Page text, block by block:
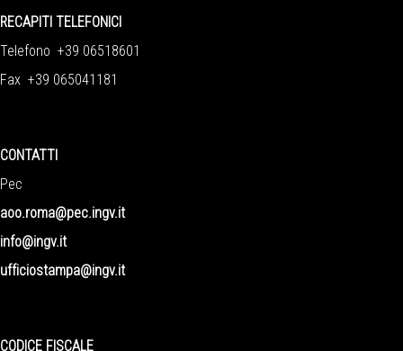
RECAPITI TELEFONICI
Telefono +39 06518601
Fax +39 065041181
CONTATTI
Pec
aoo.roma@pec.ingv.it
info@ingv.it
ufficiostampa@ingv.it
CODICE FISCALE